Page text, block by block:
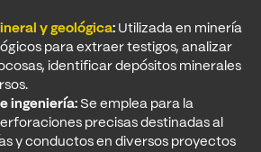
y geológica: Utilizada en minería
para extraer testigos, analizar
identificar depósitos minerales
ingeniería: Se emplea para la
precisas destinadas al
y conductos en diversos proyectos